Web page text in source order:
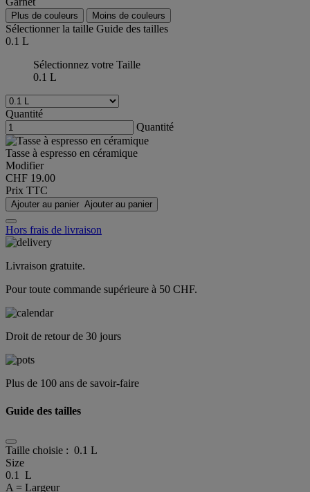
Plus de couleurs Moins de couleurs
Sélectionner la taille Guide des tailles
0.1 L
Sélectionnez votre Taille
0.1 L
Quantité
Quantité
Tasse à espresso en céramique
Modifier
CHF 19.00
Prix TTC
Ajouter au panier Ajouter au panier
Hors frais de livraison
Livraison gratuite.
Pour toute commande supérieure à 50 CHF.
Droit de retour de 30 jours
Plus de 100 ans de savoir-faire
Guide des tailles
Taille choisie : 0.1 L
Size
0.1 L
A = Largeur